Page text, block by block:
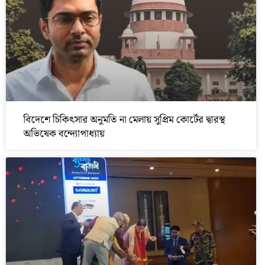
বিদেশে চিকিৎসার অনুমতি না মেলায় সুপ্রিম কোর্টের দ্বারস্থ
অভিষেক বন্দ্যোপাধ্যায়